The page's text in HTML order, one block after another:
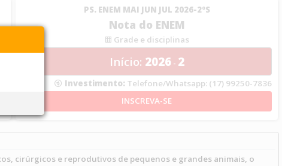
PS. ENEM MAI JUN JUL 2026-2ºS
Nota do ENEM
Grade e disciplinas
Início: 2026 - 2
Investimento: Telefone/Whatsapp: (17) 99250-7836
cirúrgicos e reprodutivos de pequenos e grandes animais, o